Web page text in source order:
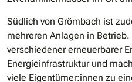
Südlich von Grömbach ist
mehreren Anlagen in
verschiedener erneuerbarer
Energieinfrastruktur und
viele Eigentümer:innen zu